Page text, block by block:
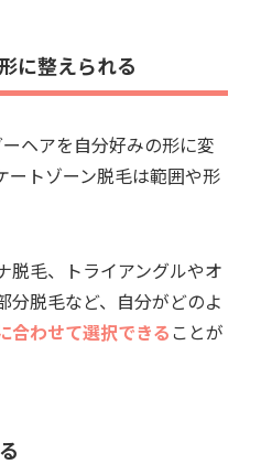
に整えられる
ヘアを自分好みの形に変
ートゾーン脱毛は範囲や形
脱毛、トライアングルやオ
分脱毛など、自分がどのよ
合わせて選択できる ことが